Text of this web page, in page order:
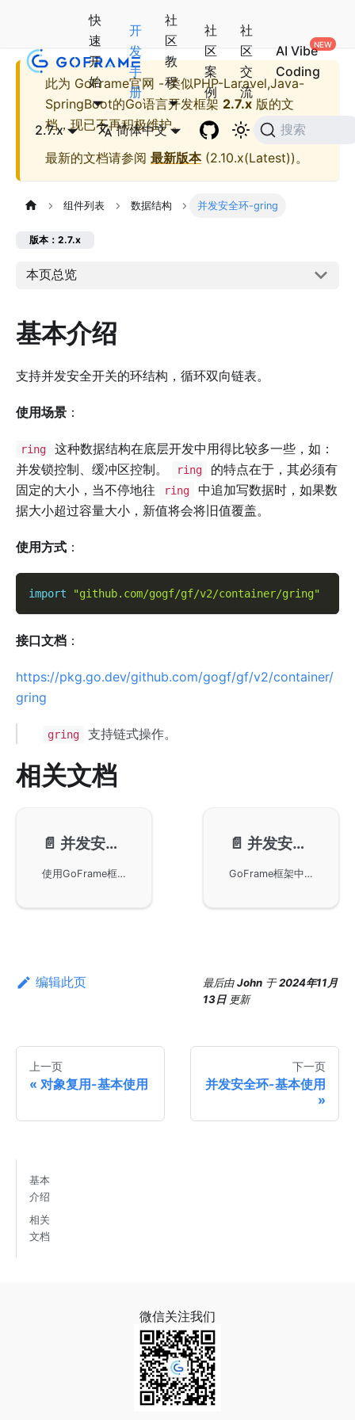
快
速
开
始
开
发
手
册
社
区
教
程
社
区
案
例
社
区
交
流
AI Vibe
Coding
2.7.x 简体中文 搜索
此为 GoFrame官网 - 类似PHP-Laravel,Java-
SpringBoot的Go语言开发框架 2.7.x 版的文
档，现已不再积极维护。
最新的文档请参阅 最新版本(2.10.x(Latest))。
组件列表 数据结构 并发安全环-gring
版本：2.7.x
本页总览
基本介绍
支持并发安全开关的环结构，循环双向链表。
使用场景 ：
ring
这种数据结构在底层开发中用得比较多一些，如：
并发锁控制、缓冲区控制。
ring
的特点在于，其必须有
固定的大小，当不停地往
ring
中追加写数据时，如果数
据大小超过容量大小，新值将会将旧值覆盖。
使用方式 ：
import "github.com/gogf/gf/v2/container/gring"
接口文档 ：
https://pkg.go.dev/github.com/gogf/gf/v2/container/
gring
gring 支持链式操作。
相关文档
📄️ 并发安全环-基本使用
使用GoFrame框架中的gring包来模拟约瑟夫问题，这是一个著名的数学和程序设计问题。通过环形数据结构来管理玩家的生存状态，演示报数淘汰的过程。示例代码详细展示了如何在Go环境中实现并发和非并发安全的环形缓冲机制，为了解决类似问题提供了基础。
📄️ 并发安全环-方法介绍
GoFrame框架中并发安全环的数据结构的多种方法，并提供了详细的说明和代码示例。通过这些方法，用户能够创建和操作环形结构，实现对元素的安全读写、遍历及操作。这些功能在并发环境中尤其重要，便于开发者高效管理数据。
编辑此页 最后由John 于2024年11月
13日 更新
上一页
对象复用-基本使用
下一页
并发安全环-基本使用
基本
介绍
相关
文档
微信关注我们